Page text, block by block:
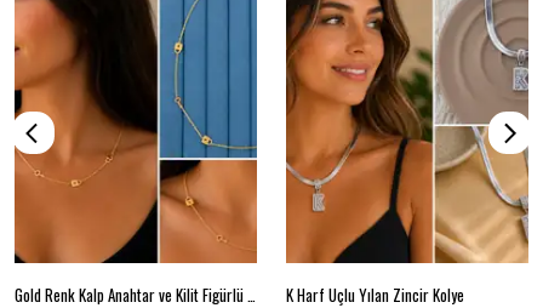
Gold Renk Kalp Anahtar ve Kilit Figürlü Zincir Kolye – Minimal Kadın Kolyesi K Harf Uçlu Yılan Zincir Kolye